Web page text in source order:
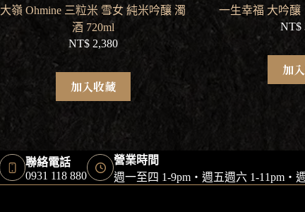
大嶺 Ohmine 三粒米 雪女 純米吟釀 濁
酒 720ml
NT$2,380
加入收藏
一生幸福 大吟釀
NT$
加
聯絡電話
0931 118 880
營業時間
週一至四 1-9pm・週五週六 1-11pm・